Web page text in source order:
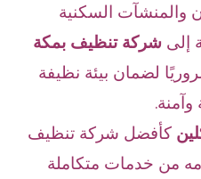
والمنشآت السكنية
إلى شركة تنظيف بمكة
لضمان بيئة نظيفة
كأفضل شركة تنظيف
من خدمات متكاملة